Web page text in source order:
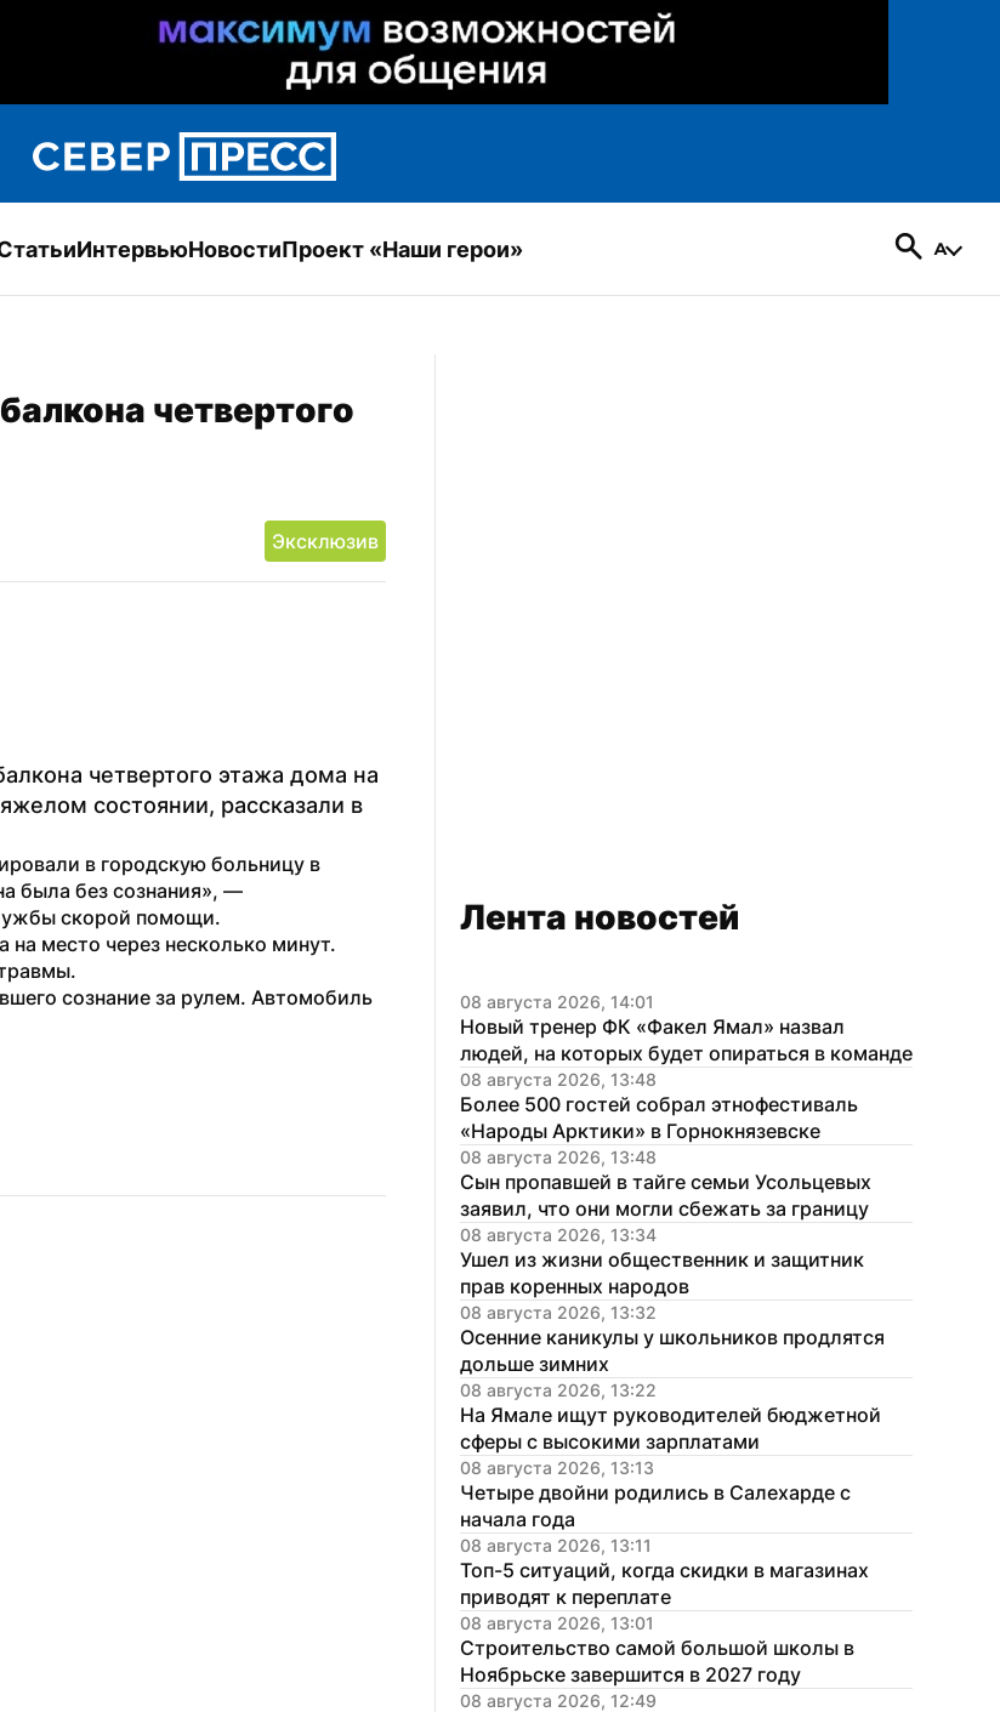
ИнтервьюНовостиПроект «Наши герои»
четвертого
Эксклюзив
четвертого этажа дома на
состоянии, рассказали в
в городскую больницу в
была без сознания», —
скорой помощи.
место через несколько минут.
сознание за рулем. Автомобиль
Лента новостей
08 августа 2026, 14:01
Новый тренер ФК «Факел Ямал» назвал
людей, на которых будет опираться в команде
08 августа 2026, 13:48
Более 500 гостей собрал этнофестиваль
«Народы Арктики» в Горнокнязевске
08 августа 2026, 13:48
Сын пропавшей в тайге семьи Усольцевых
заявил, что они могли сбежать за границу
08 августа 2026, 13:34
Ушел из жизни общественник и защитник
прав коренных народов
08 августа 2026, 13:32
Осенние каникулы у школьников продлятся
дольше зимних
08 августа 2026, 13:22
На Ямале ищут руководителей бюджетной
сферы с высокими зарплатами
08 августа 2026, 13:13
Четыре двойни родились в Салехарде с
начала года
08 августа 2026, 13:11
Топ-5 ситуаций, когда скидки в магазинах
приводят к переплате
08 августа 2026, 13:01
Строительство самой большой школы в
Ноябрьске завершится в 2027 году
08 августа 2026, 12:49